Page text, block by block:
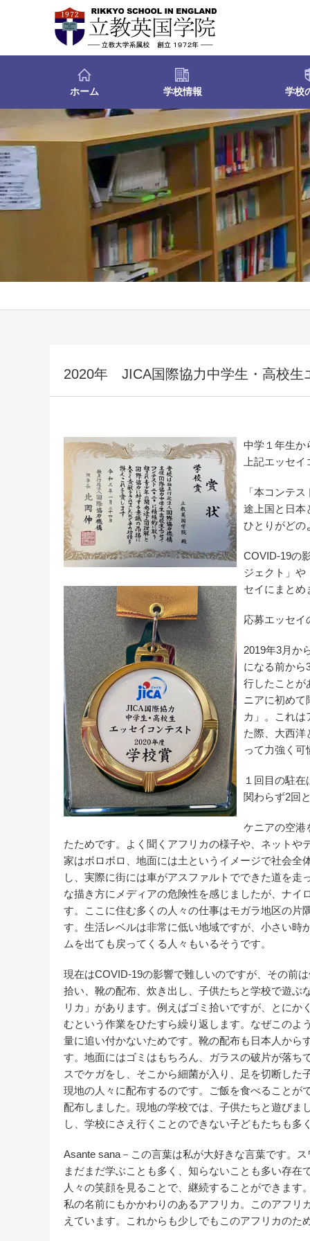
ホーム 学校情報 学校
2020年 JICA国際協力中学生・高校生
中学１年生か
上記エッセ
「本コンテ
途上国と日本
ひとりがどの
COVID-19の
ジェクト」や
セイにまとめ
応募エッセイ
2019年3月か
になる前から
行したことが
ニアに初めて
カ」。これ
た際、大西洋
って力強く可
１回目の駐
関わらず2回
ケニアの空港
たためです。よく聞くアフリカの様子や、ネットや
家はボロボロ、地面には土というイメージで社会
し、実際に街には車がアスファルトでできた道を
な描き方にメディアの危険性を感じましたが、ナイ
す。ここに住む多くの人々の仕事はモガラ地区の片
す。生活レベルは非常に低い地域ですが、小さい時
ムを出ても戻ってくる人々もいるそうです。
現在はCOVID-19の影響で難しいのですが、その前
拾い、靴の配布、炊き出し、子供たちと学校で遊ぶ
リカ」があります。例えばゴミ拾いですが、とに
むという作業をひたすら繰り返します。なぜこの
量に追い付かないためです。靴の配布も日本人から
す。地面にはゴミはもちろん、ガラスの破片が落ち
スでケガをし、そこから細菌が入り、足を切断した
現地の人々に配布するのです。ご飯を食べることが
配布しました。現地の学校では、子供たちと遊び
し、学校にさえ行くことのできない子どもたちも多
Asante sana－この言葉は私が大好きな言葉です。
まだまだ学ぶことも多く、知らないことも多い存
人々の笑顔を見ることで、継続することができます。
私の名前にもかかわりのあるアフリカ。このアフ
えています。これからも少しでもこのアフリカのた